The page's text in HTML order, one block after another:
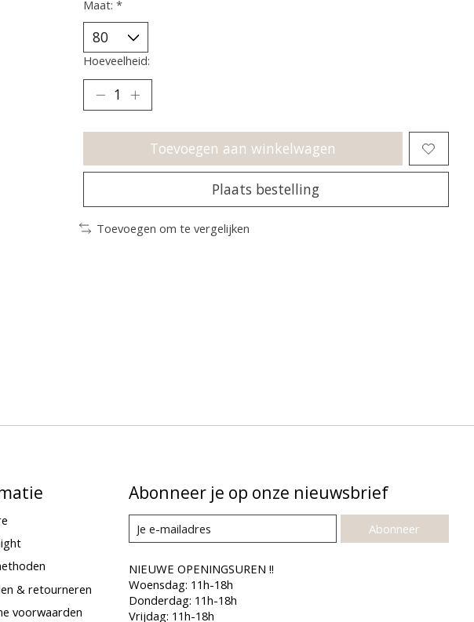
Maat: *
Hoeveelheid:
Toevoegen aan winkelwagen
Plaats bestelling
Toevoegen om te vergelijken
& retourneren
voorwaarden
Abonneer je op onze nieuwsbrief
Abonneer
NIEUWE OPENINGSUREN !!
Woensdag: 11h-18h
Donderdag: 11h-18h
Vrijdag: 11h-18h